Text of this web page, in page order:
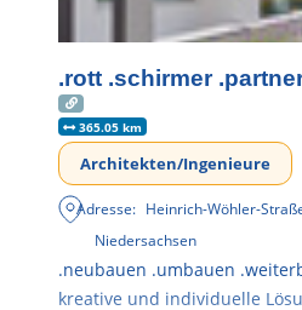
.rott .schirmer
365.05 km
Architekten/Ingenieure
Adresse: Heinrich-Wöhler-
Niedersachsen
.neubauen .umbauen
kreative und individuelle